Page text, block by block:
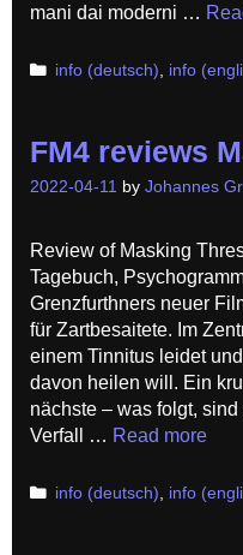
mani dai moderni …
Categories
info (deutsch) info
FM4 reviews
2022-04-11 by Johannes
Review of Masking
Tagebuch,
Grenzfurthners neuer
für Zartbesaitete. Im
einem Tinnitus leidet
davon heilen will. Ein
nächste – was folgt,
Verfall … Read more
Categories
info (deutsch) info